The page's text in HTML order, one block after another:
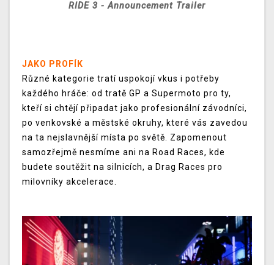
RIDE 3 - Announcement Trailer
JAKO PROFÍK
Různé kategorie tratí uspokojí vkus i potřeby
každého hráče: od tratě GP a Supermoto pro ty,
kteří si chtějí připadat jako profesionální závodníci,
po venkovské a městské okruhy, které vás zavedou
na ta nejslavnější místa po světě. Zapomenout
samozřejmě nesmíme ani na Road Races, kde
budete soutěžit na silnicích, a Drag Races pro
milovníky akcelerace.